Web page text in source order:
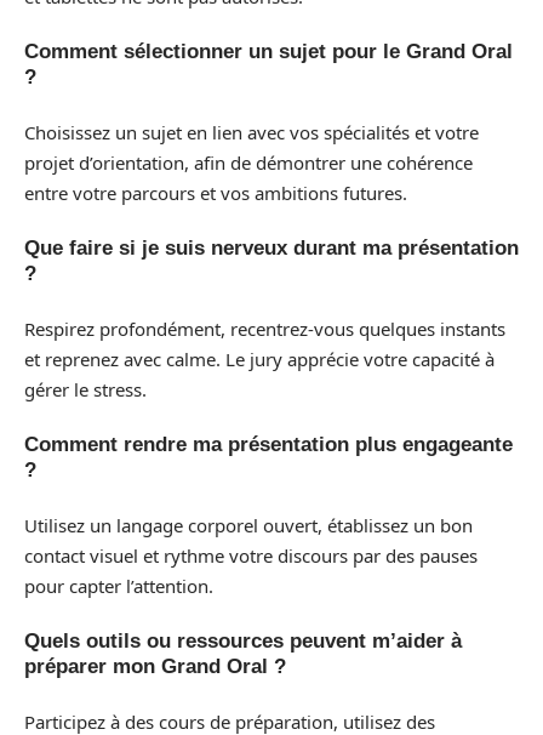
Comment sélectionner un sujet pour le Grand Oral
?
Choisissez un sujet en lien avec vos spécialités et votre
projet d’orientation, afin de démontrer une cohérence
entre votre parcours et vos ambitions futures.
Que faire si je suis nerveux durant ma présentation
?
Respirez profondément, recentrez-vous quelques instants
et reprenez avec calme. Le jury apprécie votre capacité à
gérer le stress.
Comment rendre ma présentation plus engageante
?
Utilisez un langage corporel ouvert, établissez un bon
contact visuel et rythme votre discours par des pauses
pour capter l’attention.
Quels outils ou ressources peuvent m’aider à
préparer mon Grand Oral ?
Participez à des cours de préparation, utilisez des